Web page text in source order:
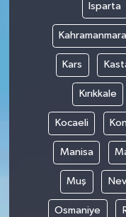
Isparta
Kars
Kırıkkale
Kocaeli
Manisa
Muş
Osmaniye